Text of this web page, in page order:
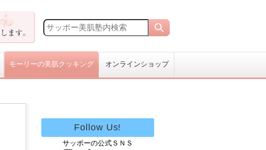
モーリーの美肌クッキング オンラインショップ
Follow Us!
サッポーの公式ＳＮＳ